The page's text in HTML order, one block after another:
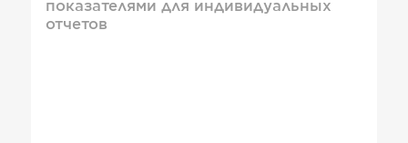
показателями для индивидуальных
отчетов